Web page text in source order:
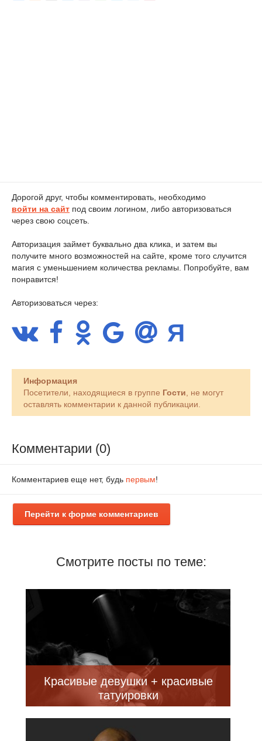
Дорогой друг, чтобы комментировать, необходимо
войти на сайт под своим логином, либо авторизоваться
через свою соцсеть.
Авторизация займет буквально два клика, и затем вы
получите много возможностей на сайте, кроме того случится
магия с уменьшением количества рекламы. Попробуйте, вам
понравится!
Авторизоваться через:
Информация
Посетители, находящиеся в группе Гости , не могут
оставлять комментарии к данной публикации.
Комментарии (0)
Комментариев еще нет, будь первым!
Перейти к форме комментариев
Смотрите посты по теме:
Красивые девушки + красивые
татуировки